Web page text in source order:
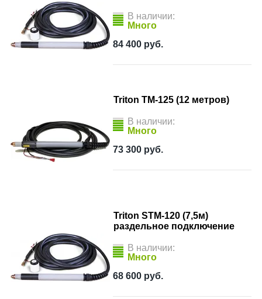
В наличии:
Много
84 400 руб.
Triton TM-125 (12 метров)
В наличии:
Много
73 300 руб.
Triton STM-120 (7,5м)
раздельное подключение
В наличии:
Много
68 600 руб.